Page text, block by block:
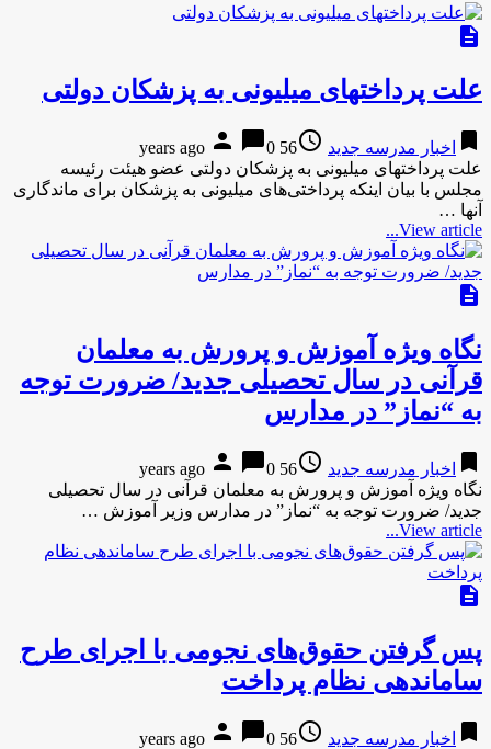
description
علت پرداختهای‌ میلیونی به‌ پزشکان دولتی
bookmark اخبار مدرسه جدید access_time
56 years ago
person chat_bubble0
علت پرداختهای‌ میلیونی به‌ پزشکان دولتی عضو هیئت رئیسه
مجلس با بیان اینکه پرداختی‌های میلیونی به پزشکان برای ماندگاری
آنها …
View article...
description
نگاه ویژه آموزش و پرورش به معلمان
قرآنی در سال تحصیلی جدید/ ضرورت توجه
به “نماز” در مدارس
bookmark اخبار مدرسه جدید access_time
56 years ago
person chat_bubble0
نگاه ویژه آموزش و پرورش به معلمان قرآنی در سال تحصیلی
جدید/ ضرورت توجه به “نماز” در مدارس وزیر آموزش …
View article...
description
پس گرفتن حقوق‌های نجومی با اجرای طرح
ساماندهی نظام پرداخت
bookmark اخبار مدرسه جدید access_time
56 years ago
person chat_bubble0